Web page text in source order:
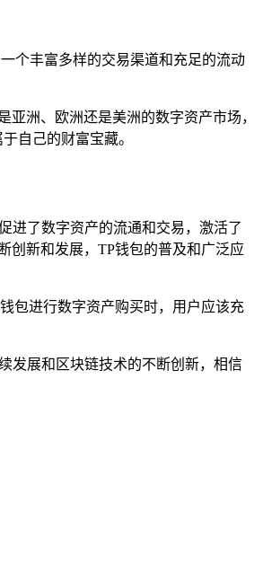
个丰富多样的交易渠道和充足的流动
洲、欧洲还是美洲的数字资产市场，
自己的财富宝藏。
进了数字资产的流通和交易，激活了
创新和发展，TP钱包的普及和广泛应
包进行数字资产购买时，用户应该充
发展和区块链技术的不断创新，相信